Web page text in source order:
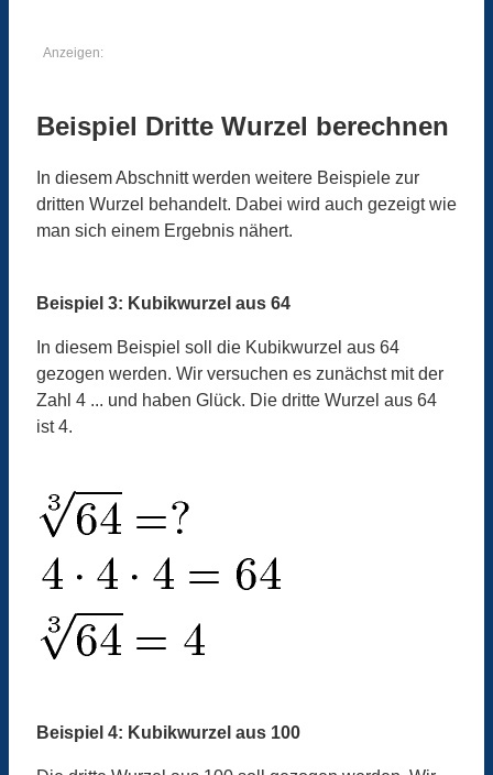
Anzeigen:
Beispiel Dritte Wurzel berechnen
In diesem Abschnitt werden weitere Beispiele zur
dritten Wurzel behandelt. Dabei wird auch gezeigt wie
man sich einem Ergebnis nähert.
Beispiel 3: Kubikwurzel aus 64
In diesem Beispiel soll die Kubikwurzel aus 64
gezogen werden. Wir versuchen es zunächst mit der
Zahl 4 ... und haben Glück. Die dritte Wurzel aus 64
ist 4.
Beispiel 4: Kubikwurzel aus 100